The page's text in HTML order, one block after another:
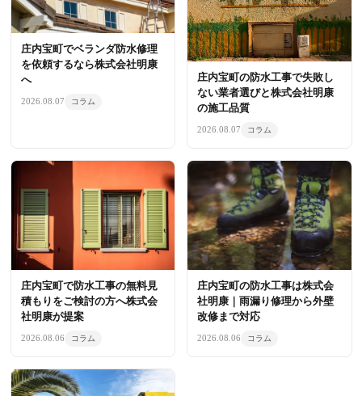
庄内宝町でベランダ防水修理
を依頼するなら株式会社明康
へ
2026.08.07 コラム
庄内宝町の防水工事で失敗し
ない業者選びと株式会社明康
の施工品質
2026.08.07 コラム
庄内宝町で防水工事の無料見
積もりをご検討の方へ株式会
社明康が提案
2026.08.06 コラム
庄内宝町の防水工事は株式会
社明康｜雨漏り修理から外壁
改修まで対応
2026.08.06 コラム